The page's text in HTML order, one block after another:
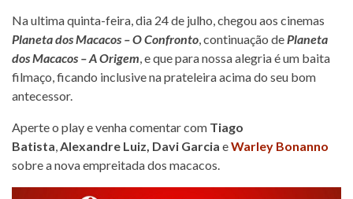
Na ultima quinta-feira, dia 24 de julho, chegou aos cinemas
Planeta dos Macacos – O Confronto, continuação dePlaneta
dos Macacos – A Origem, e que para nossa alegria é um baita
filmaço, ficando inclusive na prateleira acima do seu bom
antecessor.
Aperte o play e venha comentar com Tiago
Batista,Alexandre Luiz, Davi Garcia eWarley Bonanno
sobre a nova empreitada dos macacos.